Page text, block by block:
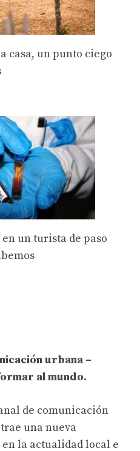
casa, un punto ciego
un turista de paso
urbana –
al mundo.
de comunicación
una nueva
la actualidad local e